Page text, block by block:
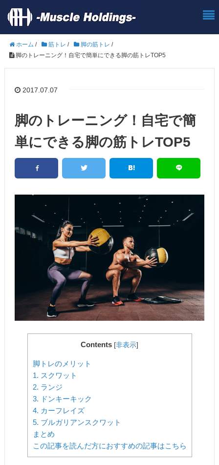
ホーム / 筋トレ / 脚の筋トレ /
脚のトレーニング！自宅で簡単にできる脚の筋トレTOP5
2017.07.07
脚のトレーニング！自宅で簡
単にできる脚の筋トレTOP5
Contents [非表示]
脚トレのメリット
1. スクワット
2. ランジ
3. ドンキーキック
4. カーフレイズ
5. ブルガリアンスクワット
まとめ
この記事を読んだ方におすすめの記事はこちら